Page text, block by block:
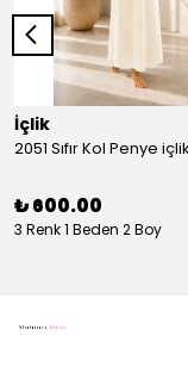
İçlik
₺ 600.00
3 Renk 1 Beden 2 Boy